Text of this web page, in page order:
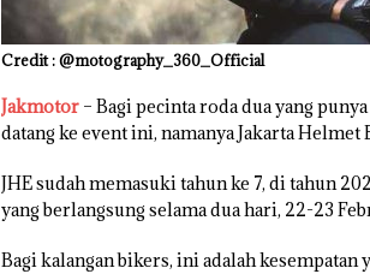
Credit : @motography_360_Official
Jakmotor – Bagi pecinta roda dua yang
datang ke event ini, namanya Jakarta
JHE sudah memasuki tahun ke 7, di tahun
yang berlangsung selama dua hari, 22-23
Bagi kalangan bikers, ini adalah